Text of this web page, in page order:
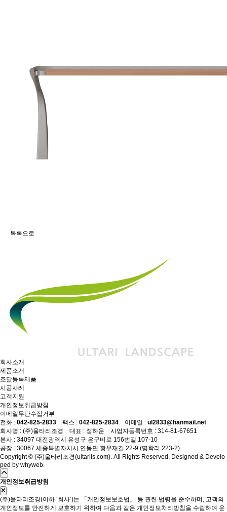
목록으로
회사소개
제품소개
조달등록제품
시공사례
고객지원
개인정보취급방침
이메일무단수집거부
전화 : 042-825-2833 팩스 : 042-825-2834 이메일 : ul2833@hanmail.net
회사명 : (주)울타리조경 대표 : 정하운 사업자등록번호 : 314-81-67651
본사 : 34097 대전광역시 유성구 은구비로 156번길 107-10
공장 : 30067 세종특별자치시 연동면 황우재길 22-9 (명학리 223-2)
Copyright © (주)울타리조경(ultarils.com). All Rights Reserved. Designed & Develo
ped by whyweb.
개인정보취급방침
(주)울타리조경(이하 ‘회사’)는 「개인정보보호법」 등 관련 법령을 준수하며, 고객의
개인정보를 안전하게 보호하기 위하여 다음과 같은 개인정보처리방침을 수립하여 운